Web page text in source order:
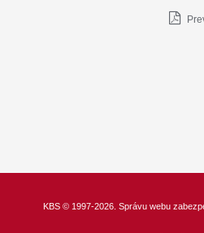
KBS © 1997-2026. Správu webu